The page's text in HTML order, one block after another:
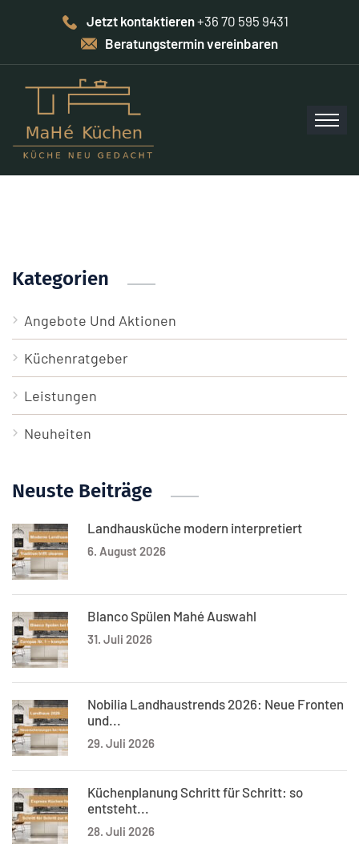
Jetzt kontaktieren+36 70 595 9431
Beratungstermin vereinbaren
Kategorien
Angebote Und Aktionen
Küchenratgeber
Leistungen
Neuheiten
Neuste Beiträge
Landhausküche modern interpretiert
6. August 2026
Blanco Spülen Mahé Auswahl
31. Juli 2026
Nobilia Landhaustrends 2026: Neue Fronten
und...
29. Juli 2026
Küchenplanung Schritt für Schritt: so
entsteht...
28. Juli 2026